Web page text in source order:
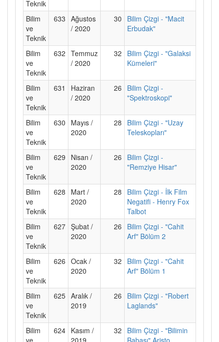
Teknik
Bilim
ve
Teknik
633 Ağustos
/ 2020
30
Bilim Çizgi - "Macit
Erbudak"
Bilim
ve
Teknik
632 Temmuz
/ 2020
32
Bilim Çizgi - "Galaksi
Kümeleri"
Bilim
ve
Teknik
631
Haziran
/ 2020
26
Bilim Çizgi -
"Spektroskopi"
Bilim
ve
Teknik
630
Mayıs /
2020
28
Bilim Çizgi - "Uzay
Teleskopları"
Bilim
ve
Teknik
629
Nisan /
2020
26
Bilim Çizgi -
"Remziye Hisar"
Bilim
ve
Teknik
628
Mart /
2020
28
Bilim Çizgi - İlk Film
Negatifi - Henry Fox
Talbot
Bilim
ve
Teknik
627 Şubat /
2020
26
Bilim Çizgi - "Cahit
Arf" Bölüm 2
Bilim
ve
Teknik
626 Ocak /
2020
32
Bilim Çizgi - "Cahit
Arf" Bölüm 1
Bilim
ve
Teknik
625 Aralık /
2019
26
Bilim Çizgi - "Robert
Laglands"
Bilim
ve
624 Kasım /
2019
32
Bilim Çizgi - "Bilimin
Babası" Aristo